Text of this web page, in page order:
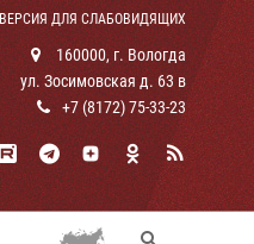
ВЕРСИЯ ДЛЯ СЛАБОВИДЯЩИХ
160000, г. Вологда
ул. Зосимовская д. 63 в
+7 (8172) 75-33-23